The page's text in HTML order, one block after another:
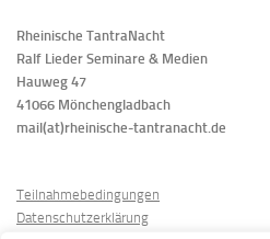
Rheinische TantraNacht
Ralf Lieder Seminare & Medien
Hauweg 47
41066 Mönchengladbach
mail(at)rheinische-tantranacht.de
Teilnahmebedingungen
Datenschutzerklärung